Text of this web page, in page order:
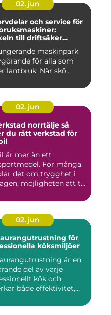
02. jun
och service för
till driftsäker
maskinpark
för alla som
lantbruk. När skö...
02. jun
norrtälje så
du rätt verkstad för
är mer än ett
För många
det om trygghet i
möjligheten att t...
02. jun
för
köksmiljöer
är en
del av varje
kök och
både effektivitet,...